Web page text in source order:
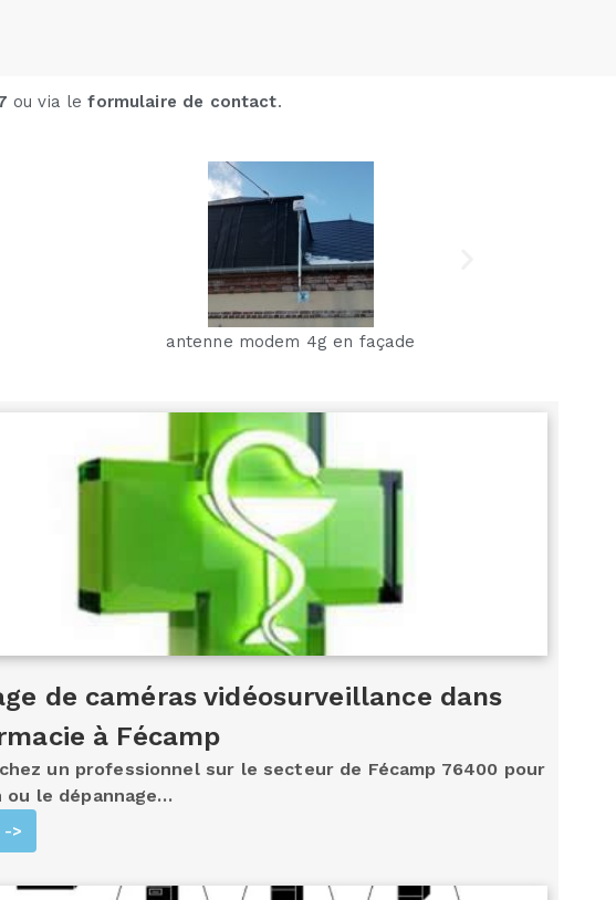
ou via leformulaire de contact.
antenne modem 4g
de caméras vidéosurveillance dans
à Fécamp
un professionnel sur le secteur de Fécamp 76400 pour
ou le dépannage…
->